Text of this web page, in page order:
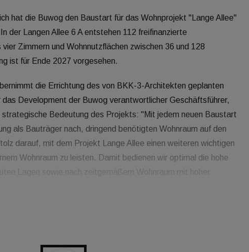
hat die Buwog den Baustart für das Wohnprojekt "Lange Allee"
der Langen Allee 6 A entstehen 112 freifinanzierte
Zimmern und Wohnnutzflächen zwischen 36 und 128
ist für Ende 2027 vorgesehen.
die Errichtung des von BKK-3-Architekten geplanten
das Development der Buwog verantwortlicher Geschäftsführer,
Bedeutung des Projekts: "Mit jedem neuen Baustart
als Bauträger nach, dringend benötigten Wohnraum auf den
darauf, mit dem Projekt Lange Allee einen weiteren wichtigen
Wohnraum zu leisten. Damit bedienen wir optimal die hohe
Lagen sowie nach zeitgemäßem Wohnraum mit hoher
Wir sind ein stark wachsender Bezirk und da ist jede Form von